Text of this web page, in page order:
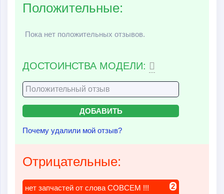
Положительные:
Пока нет положительных отзывов.
ДОСТОИНСТВА МОДЕЛИ:
Почему удалили мой отзыв?
Отрицательные:
2
нет запчастей от слова СОВСЕМ !!!